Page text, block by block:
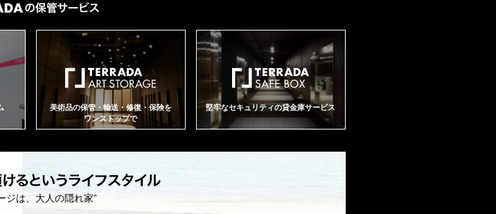
美術品の保管・輸送・修復・保険を
ワンストップで
堅牢なセキュリティの貸金庫サービス
ジは、大人の隠れ家”